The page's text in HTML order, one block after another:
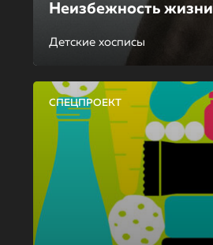
Неизбежность жизни
Детские хосписы
СПЕЦПРОЕКТ